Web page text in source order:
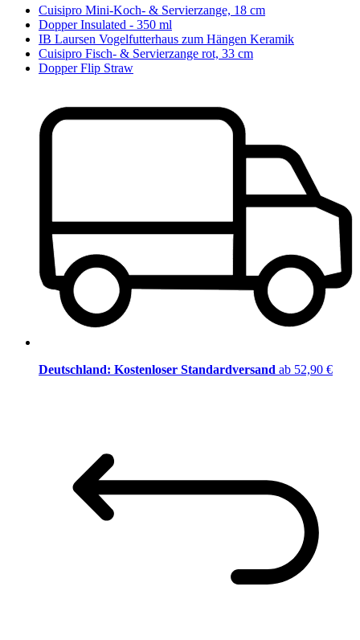
Cuisipro Mini-Koch- & Servierzange, 18 cm
Dopper Insulated - 350 ml
IB Laursen Vogelfutterhaus zum Hängen Keramik
Cuisipro Fisch- & Servierzange rot, 33 cm
Dopper Flip Straw
Deutschland: Kostenloser Standardversand ab 52,90 €